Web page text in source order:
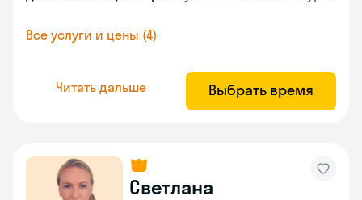
Все услуги и цены (4)
Читать дальше Выбрать время
Светлана